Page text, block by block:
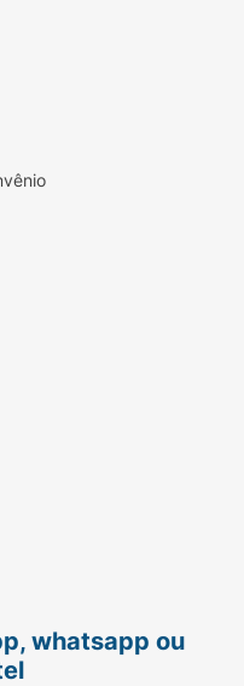
a porção
individual
Lámen
cozinhar por 3
whatsapp ou